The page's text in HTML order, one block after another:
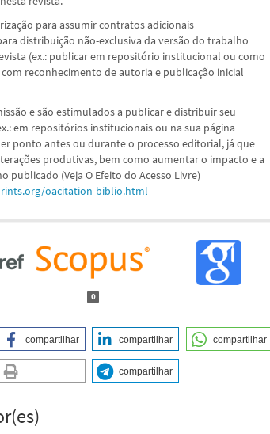
para assumir contratos adicionais
distribuição não-exclusiva da versão do trabalho
(ex.: publicar em repositório institucional ou como
reconhecimento de autoria e publicação inicial
e são estimulados a publicar e distribuir seu
em repositórios institucionais ou na sua página
ponto antes ou durante o processo editorial, já que
produtivas, bem como aumentar o impacto e a
publicado (Veja O Efeito do Acesso Livre)
oacitation-biblio.html
0
compartilhar compartilhar compartilhar
compartilhar